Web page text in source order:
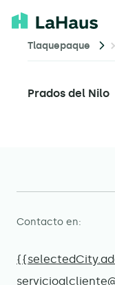
Tlaquepaque
Prados del Nilo
Contacto en: